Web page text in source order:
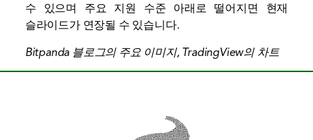
수 있으며 주요 지원 수준 아래로 떨어지면 현재
슬라이드가 연장될 수 있습니다.
Bitpanda 블로그의 주요 이미지, TradingView의 차트